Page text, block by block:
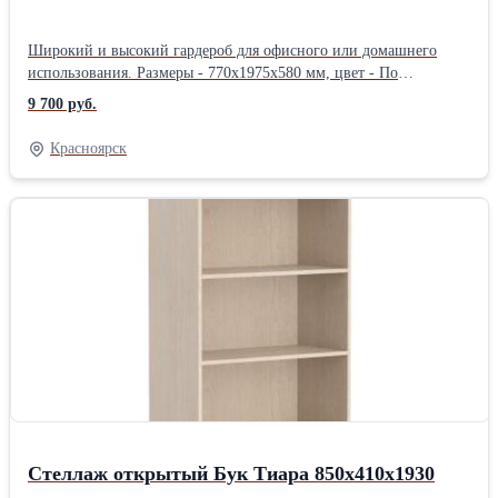
Широкий и высокий гардероб для офисного или домашнего
использования. Размеры - 770х1975х580 мм, цвет - По
согласованию. Двустворчатый гардероб, закрывающийся на
дверцы из ЛДСП. Шкаф оснащен регулируемыми опорами для
компенсации неровностей пола. Мы производим полный спектр
товаров для офисов. Мебель для кабинетов руководителей,
мебель для персонала, стойки ресепшен, столы для переговоров,
эксклюзивной дизайнерской мебели на территории РФ.
контракта * Согласование производственной документации *
9 700 руб.
Красноярск
Стеллаж открытый Бук Тиара 850х410х1930